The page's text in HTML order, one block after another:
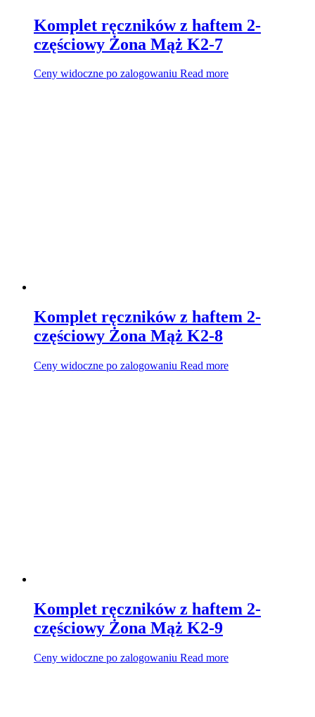
Komplet ręczników z haftem 2-
częściowy Żona Mąż K2-7
Ceny widoczne po zalogowaniu Read more
Komplet ręczników z haftem 2-
częściowy Żona Mąż K2-8
Ceny widoczne po zalogowaniu Read more
Komplet ręczników z haftem 2-
częściowy Żona Mąż K2-9
Ceny widoczne po zalogowaniu Read more